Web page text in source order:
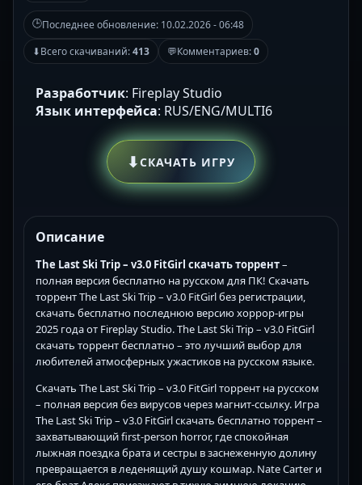
🕒Последнее обновление: 10.02.2026 - 06:48
⬇Всего скачиваний:413 💬Комментариев:0
Разработчик: Fireplay Studio
Язык интерфейса: RUS/ENG/MULTI6
⬇СКАЧАТЬ ИГРУ
Описание
The Last Ski Trip – v3.0 FitGirl скачать торрент–
полная версия бесплатно на русском для ПК! Скачать
торрент The Last Ski Trip – v3.0 FitGirl без регистрации,
скачать бесплатно последнюю версию хоррор-игры
2025 года от Fireplay Studio. The Last Ski Trip – v3.0 FitGirl
скачать торрент бесплатно – это лучший выбор для
любителей атмосферных ужастиков на русском языке.
Скачать The Last Ski Trip – v3.0 FitGirl торрент на русском
– полная версия без вирусов через магнит-ссылку. Игра
The Last Ski Trip – v3.0 FitGirl скачать бесплатно торрент –
захватывающий first-person horror, где спокойная
лыжная поездка брата и сестры в заснеженную долину
превращается в леденящий душу кошмар. Nate Carter и